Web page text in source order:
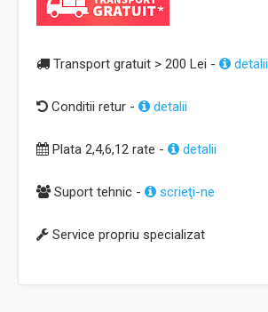
Transport gratuit > 200 Lei - detalii
Conditii retur - detalii
Plata 2,4,6,12 rate - detalii
Suport tehnic - scrieţi-ne
Service propriu specializat